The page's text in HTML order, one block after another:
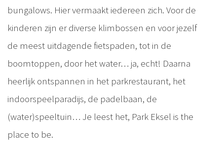
bungalows. Hier vermaakt iedereen zich. Voor de
kinderen zijn er diverse klimbossen en voor jezelf
de meest uitdagende fietspaden, tot in de
boomtoppen, door het water… ja, echt! Daarna
heerlijk ontspannen in het parkrestaurant, het
indoorspeelparadijs, de padelbaan, de
(water)speeltuin… Je leest het, Park Eksel is the
place to be.